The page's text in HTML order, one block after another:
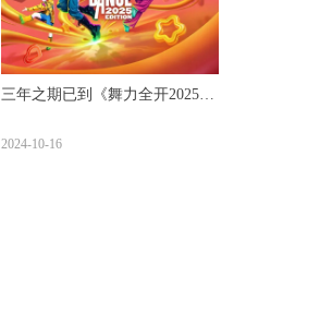
三年之期已到《舞力全开2025》
2024-10-16